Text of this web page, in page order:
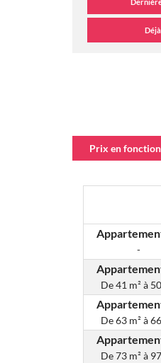
Prix en
-
De41 m² à
De63 m² à
De73 m² à